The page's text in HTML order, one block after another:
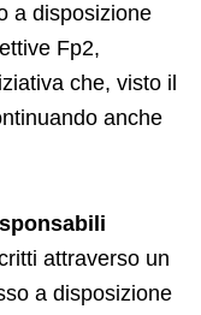
a disposizione
Fp2,
che, visto il
anche
attraverso un
a disposizione